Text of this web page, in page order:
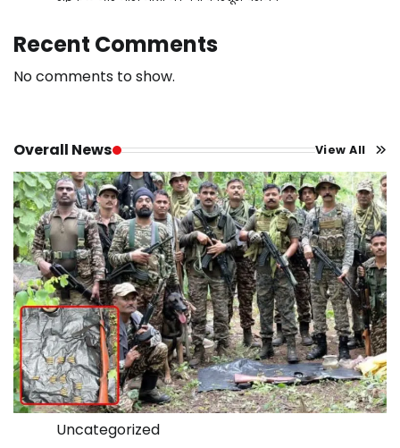
Recent Comments
No comments to show.
Overall News View All
Uncategorized